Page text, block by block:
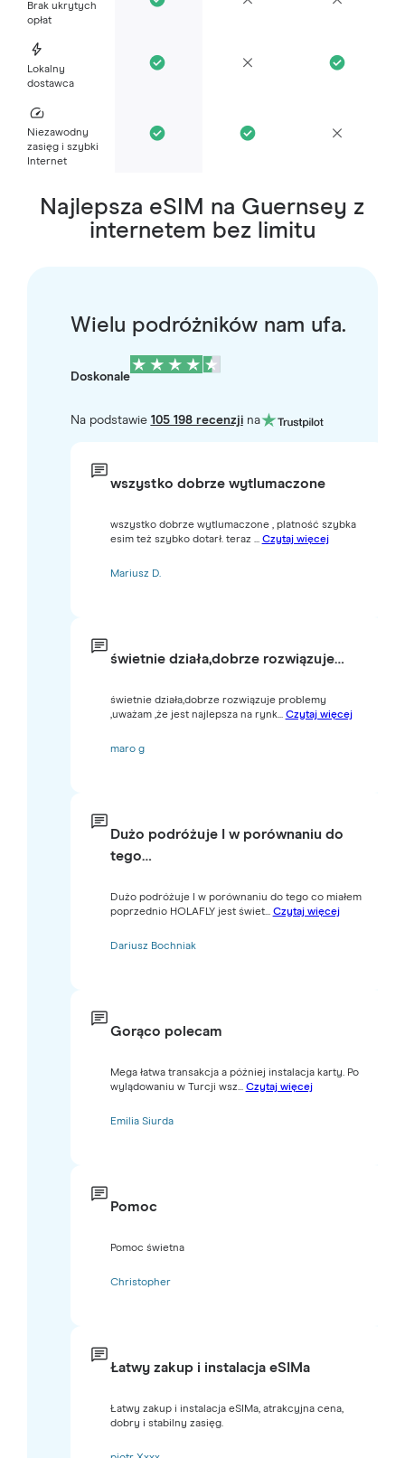
Brak ukrytych
opłat
Lokalny
dostawca
Niezawodny
zasięg i szybki
Internet
Najlepsza eSIM na Guernsey z
internetem bez limitu
Wielu podróżników nam ufa.
Doskonale
Na podstawie 105 198 recenzjina
wszystko dobrze wytlumaczone
wszystko dobrze wytlumaczone , platność szybka
esim też szybko dotarł. teraz ... Czytaj więcej
Mariusz D.
świetnie działa,dobrze rozwiązuje…
świetnie działa,dobrze rozwiązuje problemy
,uważam ,że jest najlepsza na rynk... Czytaj więcej
maro g
Dużo podróżuje I w porównaniu do
tego…
Dużo podróżuje I w porównaniu do tego co miałem
poprzednio HOLAFLY jest świet... Czytaj więcej
Dariusz Bochniak
Gorąco polecam
Mega łatwa transakcja a później instalacja karty. Po
wylądowaniu w Turcji wsz... Czytaj więcej
Emilia Siurda
Pomoc
Pomoc świetna
Christopher
Łatwy zakup i instalacja eSIMa
Łatwy zakup i instalacja eSIMa, atrakcyjna cena,
dobry i stabilny zasięg.